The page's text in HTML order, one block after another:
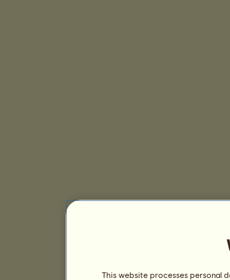
This website processes personal